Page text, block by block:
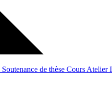
Soutenance de thèse Cours Atelier